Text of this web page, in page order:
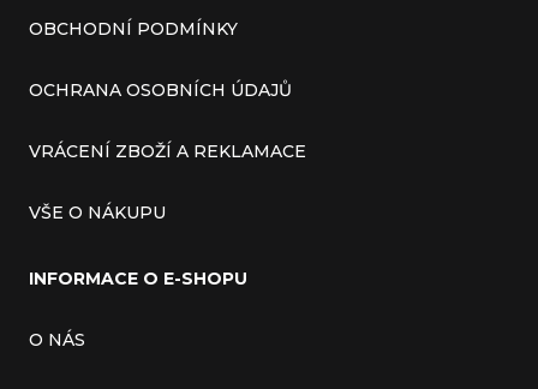
OBCHODNÍ PODMÍNKY
OCHRANA OSOBNÍCH ÚDAJŮ
VRÁCENÍ ZBOŽÍ A REKLAMACE
VŠE O NÁKUPU
INFORMACE O E-SHOPU
O NÁS